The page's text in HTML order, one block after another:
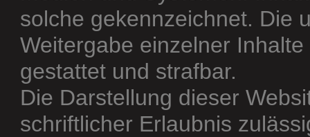
solche gekennzeichnet. Die
Weitergabe einzelner
gestattet und strafbar.
Die Darstellung dieser
schriftlicher Erlaubnis